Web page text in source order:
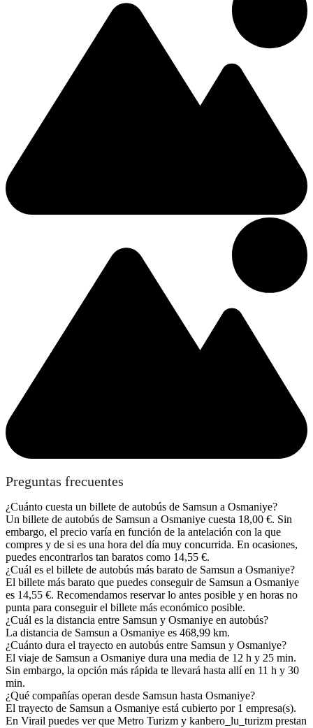
Preguntas frecuentes
¿Cuánto cuesta un billete de autobús de Samsun a Osmaniye?
Un billete de autobús de Samsun a Osmaniye cuesta 18,00 €. Sin
embargo, el precio varía en función de la antelación con la que
compres y de si es una hora del día muy concurrida. En ocasiones,
puedes encontrarlos tan baratos como 14,55 €.
¿Cuál es el billete de autobús más barato de Samsun a Osmaniye?
El billete más barato que puedes conseguir de Samsun a Osmaniye
es 14,55 €. Recomendamos reservar lo antes posible y en horas no
punta para conseguir el billete más económico posible.
¿Cuál es la distancia entre Samsun y Osmaniye en autobús?
La distancia de Samsun a Osmaniye es 468,99 km.
¿Cuánto dura el trayecto en autobús entre Samsun y Osmaniye?
El viaje de Samsun a Osmaniye dura una media de 12 h y 25 min.
Sin embargo, la opción más rápida te llevará hasta allí en 11 h y 30
min.
¿Qué compañías operan desde Samsun hasta Osmaniye?
El trayecto de Samsun a Osmaniye está cubierto por 1 empresa(s).
En Virail puedes ver que Metro Turizm y kanbero_lu_turizm prestan